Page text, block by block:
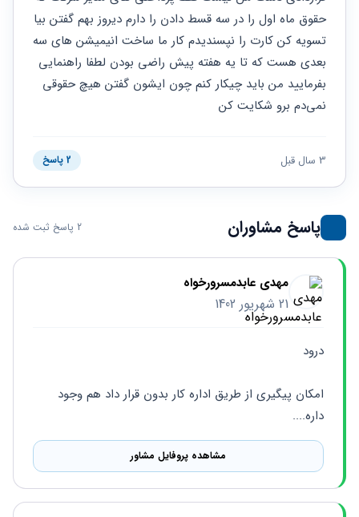
برنامه نویسی
طلاق
حقوقی
مهریه
حقوقی
خانواده
و کار
سئو و
بهینه
سازی
سایت
ثبت
شرکت
نمی‌دم برو شکایت کن
3 سال قبل 2 پاسخ
پاسخ مشاوران 2 پاسخ ثبت شده
مهدی عابدمسرورخواه
21 شهریور 1402
درود
داره....
مشاهده پروفایل مشاور